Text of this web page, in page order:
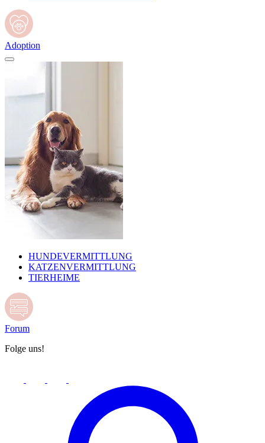
Adoption
HUNDEVERMITTLUNG
KATZENVERMITTLUNG
TIERHEIME
Forum
Folge uns!